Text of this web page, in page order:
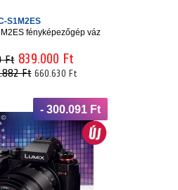
S1M2ES
fényképezőgép váz
Ft 839.000 Ft
Ft 660.630 Ft
- 300.091 Ft